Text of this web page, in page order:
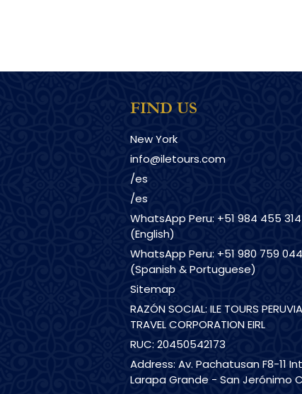
FIND US
New York
info@iletours.com
/es
/es
WhatsApp Peru: +51 984 455 314
(English)
WhatsApp Peru: +51 980 759 044
(Spanish & Portuguese)
Sitemap
RAZÓN SOCIAL: ILE TOURS
TRAVEL CORPORATION EIRL
RUC: 20450542173
Address: Av. Pachatusan F8-11
Larapa Grande - San Jerónimo